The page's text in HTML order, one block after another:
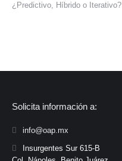
¿Predictivo, Híbrido o Iterativo?
Solicita información a:
info@oap.mx
Insurgentes Sur 615-B